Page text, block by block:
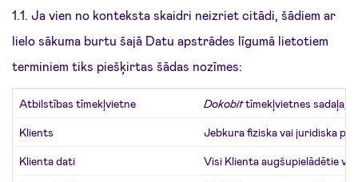
1.1. Ja vien no konteksta skaidri neizriet citādi, šādiem ar
lielo sākuma burtu šajā Datu apstrādes līgumā lietotiem
terminiem tiks piešķirtas šādas nozīmes:
Atbilstības tīmekļvietne Dokobittīmekļvietnes sadaļa,
Klients Jebkura fiziska vai juridiska
Klienta dati Visi Klienta augšupielādētie